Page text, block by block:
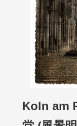
Koln am